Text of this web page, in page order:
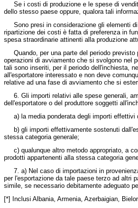
Se i costi di produzione e le spese di
dello stesso paese oppure, qualora tali
Sono presi in considerazione gli elementi di
ripartizione dei costi è fatta di preferenza in
spesa straordinarie attinenti alla produzione
Quando, per una parte del periodo previsto
operazioni di avviamento che si svolgono nel
tali sono inseriti, per il periodo dell'inchiesta,
all'esportatore interessato e non deve
relative ad una fase di avviamento che si
6. Gli importi relativi alle spese generali,
dell'esportatore o del produttore soggetti
a) la media ponderata degli importi effettivi
b) gli importi effettivamente sostenuti
stessa categoria generale;
c) qualunque altro metodo appropriato, a
prodotti appartenenti alla stessa categoria
7. a) Nel caso di importazioni in
per l'esportazione da tale paese terzo ad altri
simile, se necessario debitamente adeguato
[*] Inclusi Albania, Armenia, Azerbaigian,